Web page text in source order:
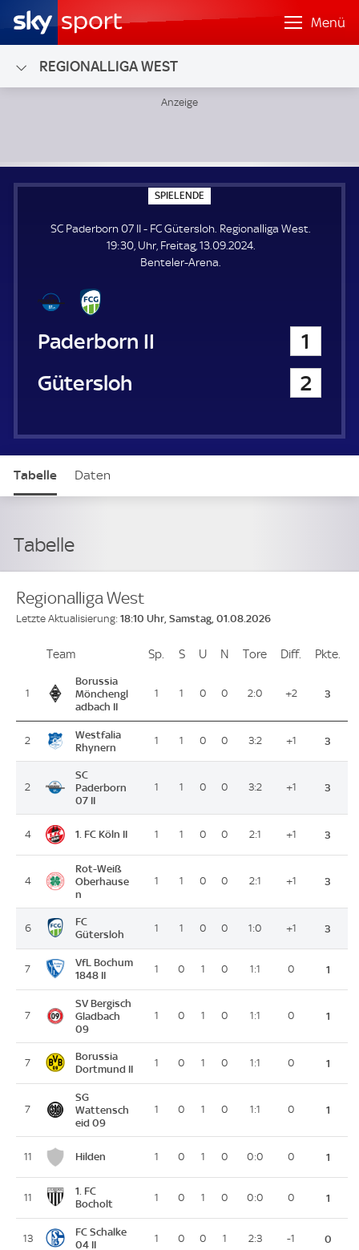
Menü
REGIONALLIGA WEST
SPIELENDE
P
E
L
E
N
SC Paderborn 07 II - FC Gütersloh. Regionalliga West.
19:30, Uhr, Freitag, 13.09.2024.
Benteler-Arena.
SC Paderborn 07 II
1
FC Gütersloh
2
Tabelle Daten
Tabelle
Regionalliga West
Letzte Aktualisierung: 18:10 Uhr, Samstag, 01.08.2026
PlatzTeam Sp. Spiele
SSiege
U Unentschieden
N Niederlagen
Tore ToreDiff. Differenz
Pkte.
1
Borussia
Mönchengl
adbach II
1 1 0 0 2:0 +2 3
2
Westfalia
Rhynern
1 1 0 0 3:2 +1 3
2
SC
Paderborn
07 II
1 1 0 0 3:2 +1 3
4 1. FC Köln II 1 1 0 0 2:1 +1 3
4
Rot-Weiß
Oberhause
n
1 1 0 0 2:1 +1 3
6
FC
Gütersloh
1 1 0 0 1:0 +1 3
7
VfL Bochum
1848 II
1 0 1 0 1:1 0 1
7
SV Bergisch
Gladbach
09
1 0 1 0 1:1 0 1
7
Borussia
Dortmund II
1 0 1 0 1:1 0 1
7
SG
Wattensch
eid 09
1 0 1 0 1:1 0 1
11 Hilden 1 0 1 0 0:0 0 1
11
1. FC
Bocholt
1 0 1 0 0:0 0 1
13
FC Schalke
04 II
1 0 0 1 2:3 -1 0